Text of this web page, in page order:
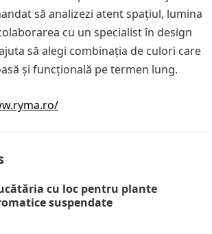
să analizezi atent spațiul, lumina
cu un specialist în design
să alegi combinația de culori care
și funcțională pe termen lung.
cu loc pentru plante
suspendate